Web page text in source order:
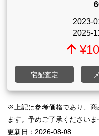
2023-
2025-
宅配査定
※上記は参考価格であり、商
ます。予めご了承くださいま
更新日： 2026-08-08